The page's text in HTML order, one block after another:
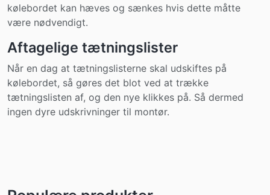
kølebordet kan hæves og sænkes hvis dette måtte
være nødvendigt.
Aftagelige tætningslister
Når en dag at tætningslisterne skal udskiftes på
kølebordet, så gøres det blot ved at trække
tætningslisten af, og den nye klikkes på. Så dermed
ingen dyre udskrivninger til montør.